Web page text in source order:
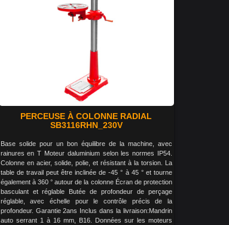
PERCEUSE À COLONNE RADIAL
SB3116RHN_230V
Base solide pour un bon équilibre de la machine, avec
rainures en T Moteur daluminium selon les normes IP54.
Colonne en acier, solide, polie, et résistant à la torsion. La
table de travail peut être inclinée de -45 ° à 45 ° et tourne
également à 360 ° autour de la colonne Écran de protection
basculant et réglable Butée de profondeur de perçage
réglable, avec échelle pour le contrôle précis de la
profondeur. Garantie 2ans Inclus dans la livraison:Mandrin
auto serrant 1 à 16 mm, B16. Données sur les moteurs